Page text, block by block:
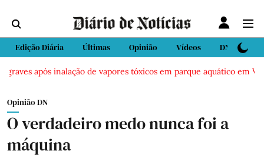
Edição Diária Últimas Opinião Vídeos DN Sport
após inalação de vapores tóxicos em parque aquático em
Opinião DN
O verdadeiro medo nunca foi a
máquina